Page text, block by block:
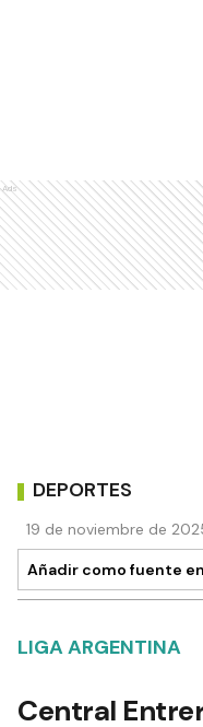
Ads
DEPORTES
19 de noviembre de
Añadir como fuente en
LIGA ARGENTINA
Central